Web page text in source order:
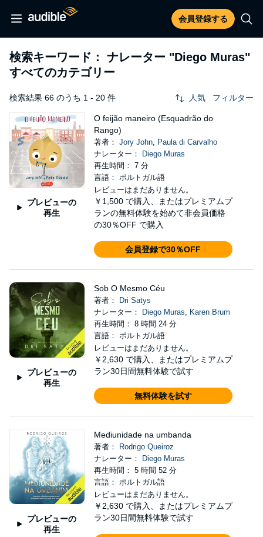
会員登録する
検索キーワード： ナレーター "Diego Muras"
すべてのカテゴリー
検索結果 66 のうち 1 - 20 件 人気 フィルター
プレビューの
再生
O feijão maneiro (Esquadrão do
Rango)
著者： Jory John, Paula di Carvalho
ナレーター：
Diego Muras
再生時間： 7 分
言語： ポルトガル語
レビューはまだありません。
￥1,500 で購入、またはプレミアムプ
ランの無料体験を始めて非会員価格
の30％OFF で購入
会員登録で30％OFF
プレビューの
再生
Sob O Mesmo Céu
著者：
Dri Satys
ナレーター：
Diego Muras, Karen Brum
再生時間： 8 時間 24 分
言語： ポルトガル語
レビューはまだありません。
￥2,630 で購入、またはプレミアムプ
ラン30日間無料体験で試す
無料体験を試す
プレビューの
再生
Mediunidade na umbanda
著者：
Rodrigo Queiroz
ナレーター：
Diego Muras
再生時間： 5 時間 52 分
言語： ポルトガル語
レビューはまだありません。
￥2,630 で購入、またはプレミアムプ
ラン30日間無料体験で試す